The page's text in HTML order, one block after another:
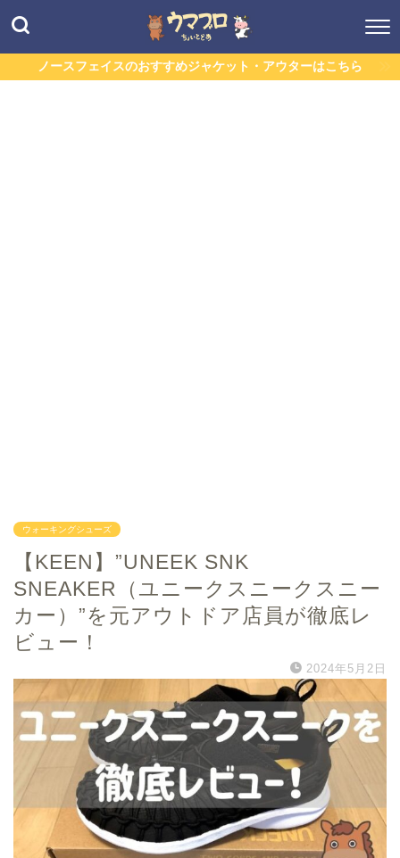
ノースフェイスのおすすめジャケット・アウターはこちら
ウォーキングシューズ
【KEEN】”UNEEK SNK
SNEAKER（ユニークスニークスニー
カー）”を元アウトドア店員が徹底レ
ビュー！
2024年5月2日